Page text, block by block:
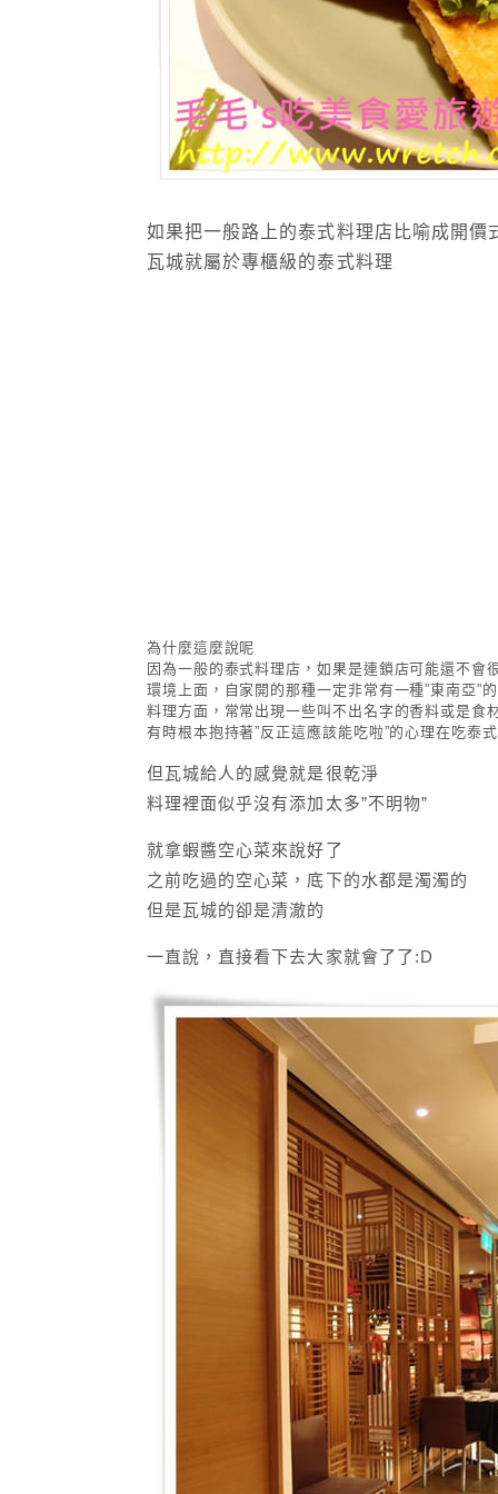
如果把一般路上的泰式料理店比喻成開價
瓦城就屬於專櫃級的泰式料理
為什麼這麼說呢
因為一般的泰式料理店，如果是連鎖店可能還不會
環境上面，自家開的那種一定非常有一種”東南亞”
料理方面，常常出現一些叫不出名字的香料或是食
有時根本抱持著”反正這應該能吃啦”的心理在吃泰
但瓦城給人的感覺就是很乾淨
料理裡面似乎沒有添加太多”不明物”
就拿蝦醬空心菜來說好了
之前吃過的空心菜，底下的水都是濁濁的
但是瓦城的卻是清澈的
一直說，直接看下去大家就會了了:D